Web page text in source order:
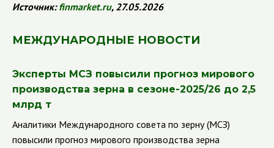
Источник:finmarket.ru, 27.05.2026
МЕЖДУНАРОДНЫЕ НОВОСТИ
Эксперты МСЗ повысили прогноз мирового
производства зерна в сезоне-2025/26 до 2,5
млрд т
Аналитики Международного совета по зерну (МСЗ)
повысили прогноз мирового производства зерна